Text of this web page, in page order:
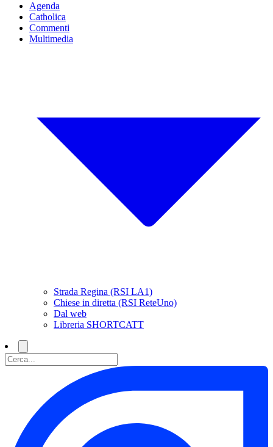
Agenda
Catholica
Commenti
Multimedia
Strada Regina (RSI LA1)
Chiese in diretta (RSI ReteUno)
Dal web
Libreria SHORTCATT